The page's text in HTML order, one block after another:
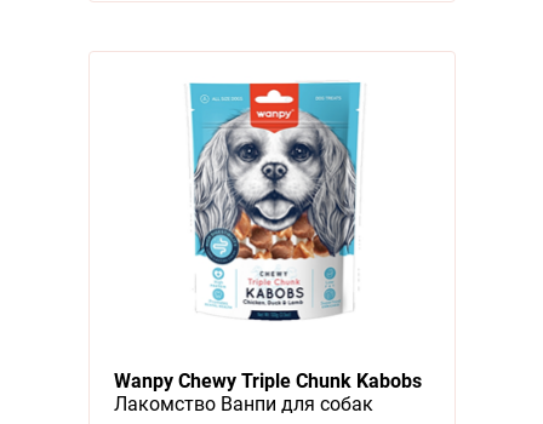
Wanpy Сhewy Triple Chunk Kabobs
Лакомство Ванпи для собак